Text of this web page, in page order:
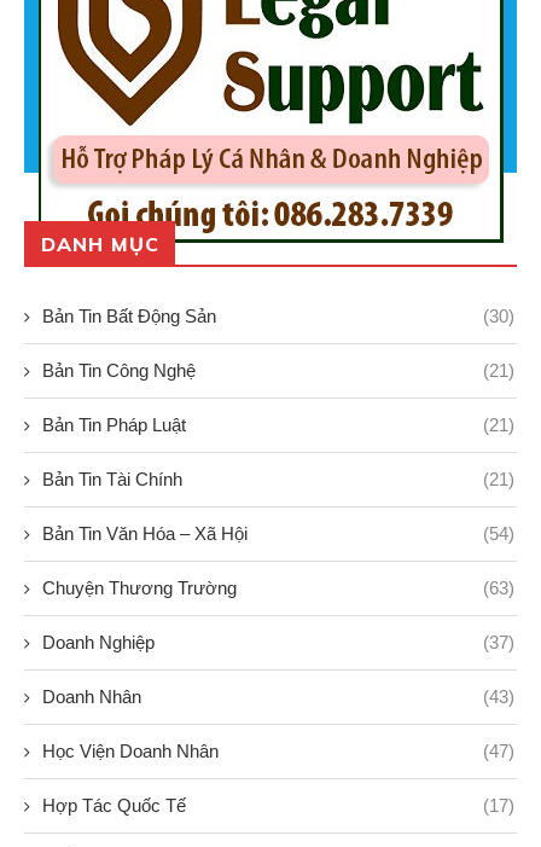
DANH MỤC
Bản Tin Bất Động Sản (30)
Bản Tin Công Nghệ (21)
Bản Tin Pháp Luật (21)
Bản Tin Tài Chính (21)
Bản Tin Văn Hóa – Xã Hội (54)
Chuyện Thương Trường (63)
Doanh Nghiệp (37)
Doanh Nhân (43)
Học Viện Doanh Nhân (47)
Hợp Tác Quốc Tế (17)